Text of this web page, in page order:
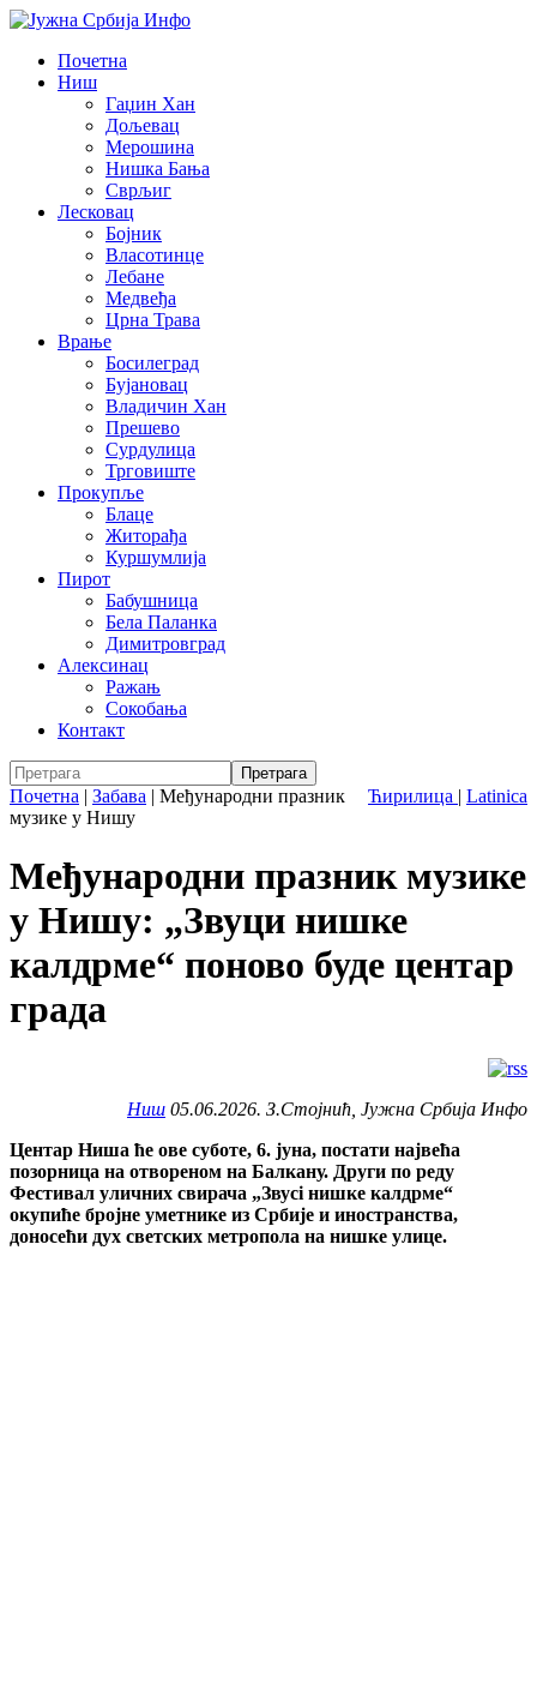
Почетна
Ниш
Гаџин Хан
Дољевац
Мерошина
Нишка Бања
Сврљиг
Лесковац
Бојник
Власотинце
Лебане
Медвеђа
Црна Трава
Врање
Босилеград
Бујановац
Владичин Хан
Прешево
Сурдулица
Трговиште
Прокупље
Блаце
Житорађа
Куршумлија
Пирот
Бабушница
Бела Паланка
Димитровград
Алексинац
Ражањ
Сокобања
Контакт
Ћирилица | Latinica
Почетна | Забава | Међународни празник
музике у Нишу
Међународни празник музике
у Нишу: „Звуци нишке
калдрме“ поново буде центар
града
Ниш 05.06.2026. З.Стојнић, Јужна Србија Инфо
Центар Ниша ће ове суботе, 6. јуна, постати највећа
позорница на отвореном на Балкану. Други по реду
Фестивал уличних свирача „Звуci нишке калдрме“
окупиће бројне уметнике из Србије и иностранства,
доносећи дух светских метропола на нишке улице.